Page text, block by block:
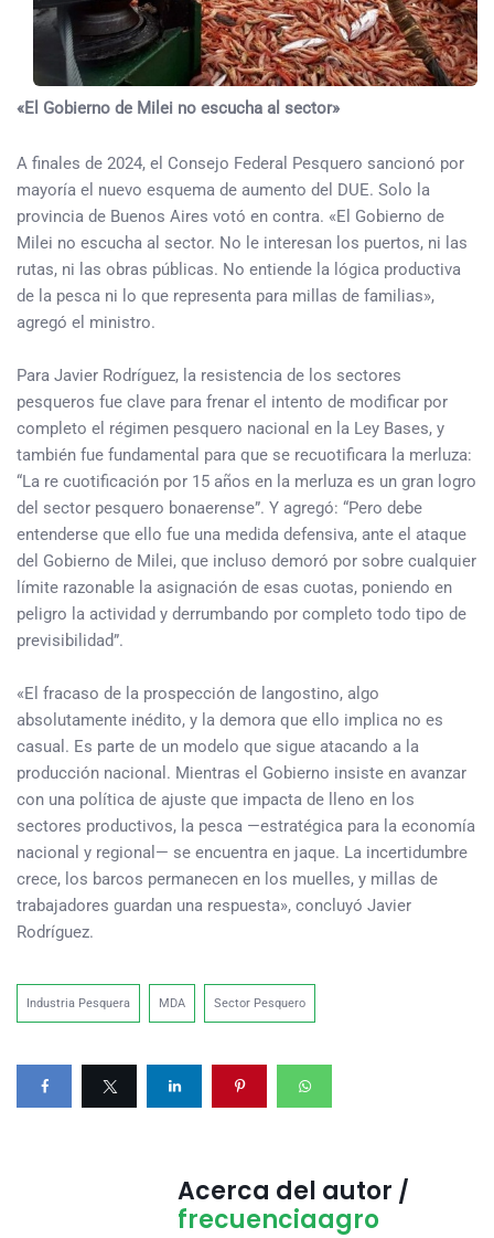
«El Gobierno de Milei no escucha al sector»
A finales de 2024, el Consejo Federal Pesquero sancionó por
mayoría el nuevo esquema de aumento del DUE. Solo la
provincia de Buenos Aires votó en contra. «El Gobierno de
Milei no escucha al sector. No le interesan los puertos, ni las
rutas, ni las obras públicas. No entiende la lógica productiva
de la pesca ni lo que representa para millas de familias»,
agregó el ministro.
Para Javier Rodríguez, la resistencia de los sectores
pesqueros fue clave para frenar el intento de modificar por
completo el régimen pesquero nacional en la Ley Bases, y
también fue fundamental para que se recuotificara la merluza:
“La re cuotificación por 15 años en la merluza es un gran logro
del sector pesquero bonaerense”. Y agregó: “Pero debe
entenderse que ello fue una medida defensiva, ante el ataque
del Gobierno de Milei, que incluso demoró por sobre cualquier
límite razonable la asignación de esas cuotas, poniendo en
peligro la actividad y derrumbando por completo todo tipo de
previsibilidad”.
«El fracaso de la prospección de langostino, algo
absolutamente inédito, y la demora que ello implica no es
casual. Es parte de un modelo que sigue atacando a la
producción nacional. Mientras el Gobierno insiste en avanzar
con una política de ajuste que impacta de lleno en los
sectores productivos, la pesca —estratégica para la economía
nacional y regional— se encuentra en jaque. La incertidumbre
crece, los barcos permanecen en los muelles, y millas de
trabajadores guardan una respuesta», concluyó Javier
Rodríguez.
Industria Pesquera MDA Sector Pesquero
Acerca del autor /
frecuenciaagro